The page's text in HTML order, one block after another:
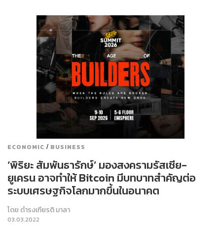
ECONOMIC / BUSINESS
‘พิริยะ สัมพันธารักษ์’ มองสงครามรัสเซีย-
ยูเครน อาจทำให้ Bitcoin มีบทบาทสำคัญต่อ
ระบบเศรษฐกิจโลกมากขึ้นในอนาคต
โดย ดำรงเกียรติ มาลา
03.03.2022